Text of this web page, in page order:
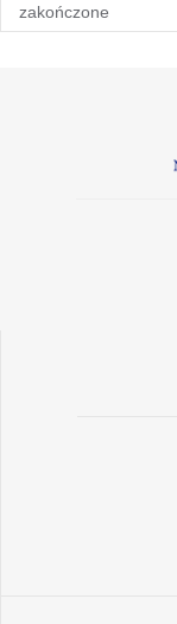
zakończone